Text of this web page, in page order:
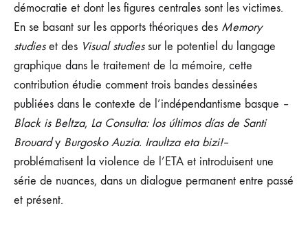
démocratie et dont les figures centrales sont les victimes.
En se basant sur les apports théoriques des Memory
studieset des Visual studiessur le potentiel du langage
graphique dans le traitement de la mémoire, cette
contribution étudie comment trois bandes dessinées
publiées dans le contexte de l’indépendantisme basque –
Black is Beltza, La Consulta: los últimos días de Santi
Brouardy Burgosko Auzia. Iraultza eta bizi!–
problématisent la violence de l’ETA et introduisent une
série de nuances, dans un dialogue permanent entre passé
et présent.